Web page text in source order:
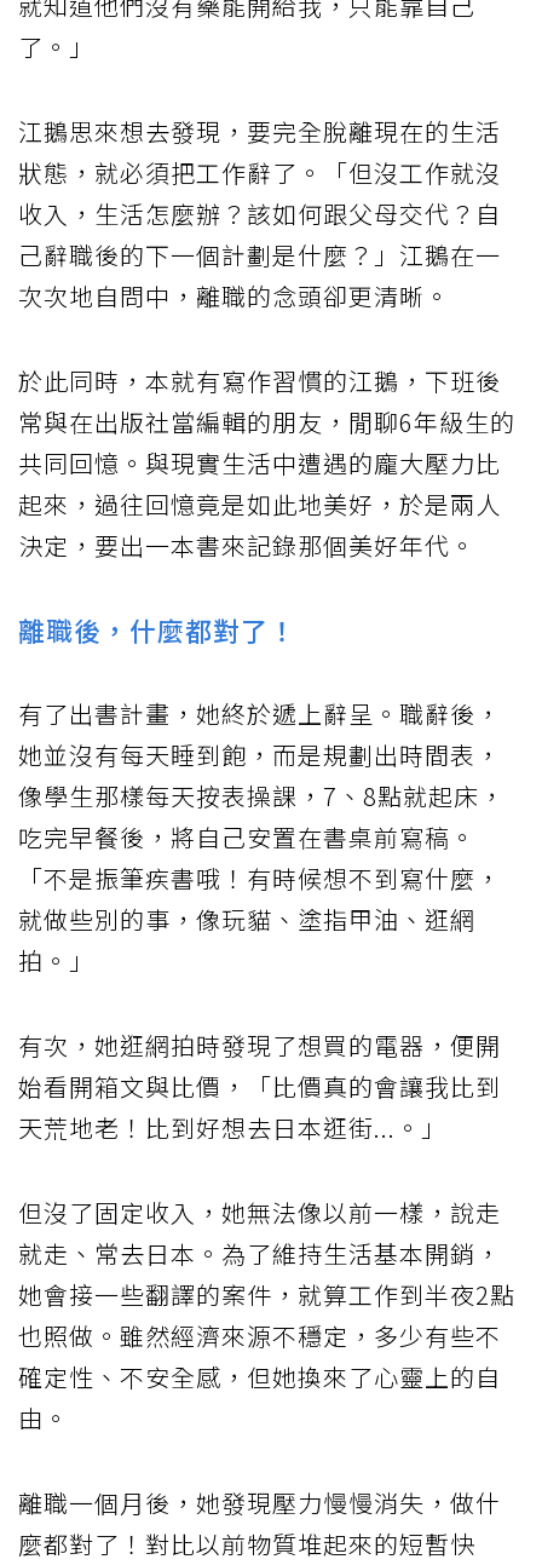
了。」
江鵝思來想去發現，要完全脫離現在的生活
狀態，就必須把工作辭了。「但沒工作就沒
收入，生活怎麼辦？該如何跟父母交代？自
己辭職後的下一個計劃是什麼？」江鵝在一
次次地自問中，離職的念頭卻更清晰。
於此同時，本就有寫作習慣的江鵝，下班後
常與在出版社當編輯的朋友，閒聊6年級生的
共同回憶。與現實生活中遭遇的龐大壓力比
起來，過往回憶竟是如此地美好，於是兩人
決定，要出一本書來記錄那個美好年代。
離職後，什麼都對了！
有了出書計畫，她終於遞上辭呈。職辭後，
她並沒有每天睡到飽，而是規劃出時間表，
像學生那樣每天按表操課，7、8點就起床，
吃完早餐後，將自己安置在書桌前寫稿。
「不是振筆疾書哦！有時候想不到寫什麼，
就做些別的事，像玩貓、塗指甲油、逛網
拍。」
有次，她逛網拍時發現了想買的電器，便開
始看開箱文與比價，「比價真的會讓我比到
天荒地老！比到好想去日本逛街...。」
但沒了固定收入，她無法像以前一樣，說走
就走、常去日本。為了維持生活基本開銷，
她會接一些翻譯的案件，就算工作到半夜2點
也照做。雖然經濟來源不穩定，多少有些不
確定性、不安全感，但她換來了心靈上的自
由。
離職一個月後，她發現壓力慢慢消失，做什
麼都對了！對比以前物質堆起來的短暫快